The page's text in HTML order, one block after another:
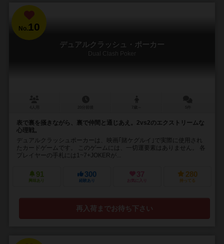
No. 10
デュアルクラッシュ・ポーカー
Dual Clash Poker
表で裏を掻きながら、裏で仲間と通じあえ。2vs2のエクストリームな
心理戦。
デュアルクラッシュポーカーは、映画｢賭ケグルイ｣で実際に使用され
たカードゲームです。 このゲームには、一切運要素はありません。 各
プレイヤーの手札には1~7+JOKERが...
91
興味あり
300
経験あり
37
お気に入り
280
持ってる
再入荷までお待ち下さい